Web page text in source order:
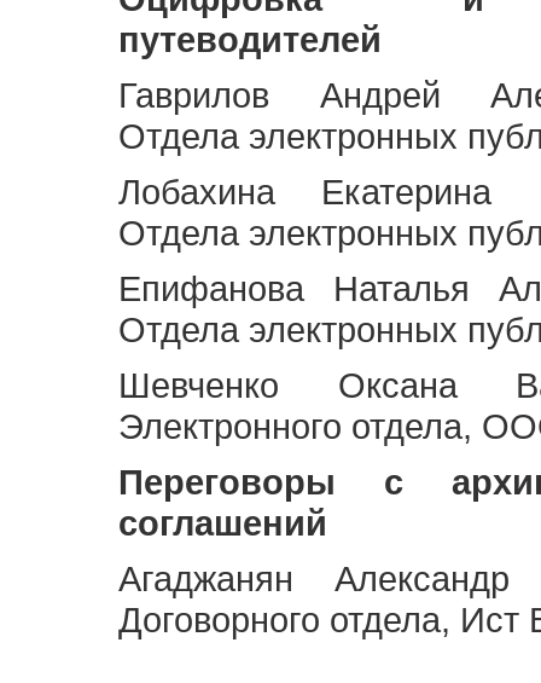
путеводителей
Гаврилов Андрей
Отдела электронных
Лобахина Екатерина
Отдела электронных
Епифанова Наталья
Отдела электронных
Шевченко Оксана
Электронного отдела,
Переговоры с
соглашений
Агаджанян Александр
Договорного отдела,